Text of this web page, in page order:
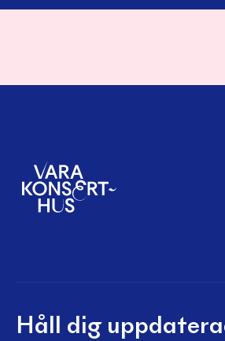
Håll dig